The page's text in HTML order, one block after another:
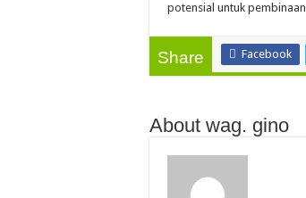
potensial untuk
Share Facebook
About wag. gino